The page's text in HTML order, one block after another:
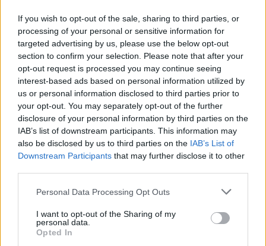
If you wish to opt-out of the sale, sharing to third parties, or
processing of your personal or sensitive information for
targeted advertising by us, please use the below opt-out
section to confirm your selection. Please note that after your
opt-out request is processed you may continue seeing
interest-based ads based on personal information utilized by
us or personal information disclosed to third parties prior to
your opt-out. You may separately opt-out of the further
disclosure of your personal information by third parties on the
IAB’s list of downstream participants. This information may
also be disclosed by us to third parties on the IAB’s List of
Downstream Participants that may further disclose it to other
Personal Data Processing Opt Outs
I want to opt-out of the Sharing of my
personal data.
Opted In
06/08/2026 - 08:23 ΕΠΙΧΕΙΡΗΣΕΙΣ
HELLENiQ ENERGY: Κέρδη 393 εκατ. ευρώ στο α'
εξάμηνο – Στα 734 εκατ. ευρώ τα EBITDA
06/08/2026 - 08:05 ΕΠΙΧΕΙΡΗΣΕΙΣ
Χρηματιστήριο: Πτώση κατά 0,18%, στα 315,71
εκατ. ευρώ ο τζίρος
05/08/2026 - 18:27 ΟΙΚΟΝΟΜΙΑ
Είσοδος της γαλλικής Meridiam στην ηλεκτρική
διασύνδεση Ελλάδας – Κύπρου
προσαρμοσμένο EBITDA στα 1,2 δισ. ευρώ
05/08/2026 - 17:51